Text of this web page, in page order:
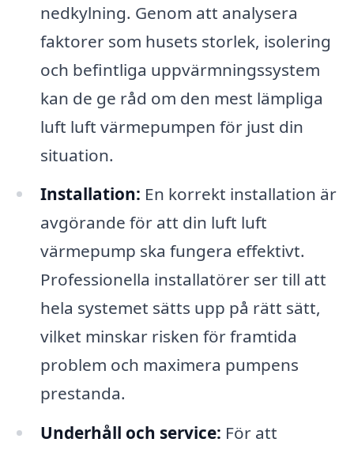
nedkylning. Genom att analysera
faktorer som husets storlek, isolering
och befintliga uppvärmningssystem
kan de ge råd om den mest lämpliga
luft luft värmepumpen för just din
situation.
Installation: En korrekt installation är
avgörande för att din luft luft
värmepump ska fungera effektivt.
Professionella installatörer ser till att
hela systemet sätts upp på rätt sätt,
vilket minskar risken för framtida
problem och maximera pumpens
prestanda.
Underhåll och service: För att